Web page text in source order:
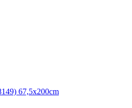
67,5x200cm